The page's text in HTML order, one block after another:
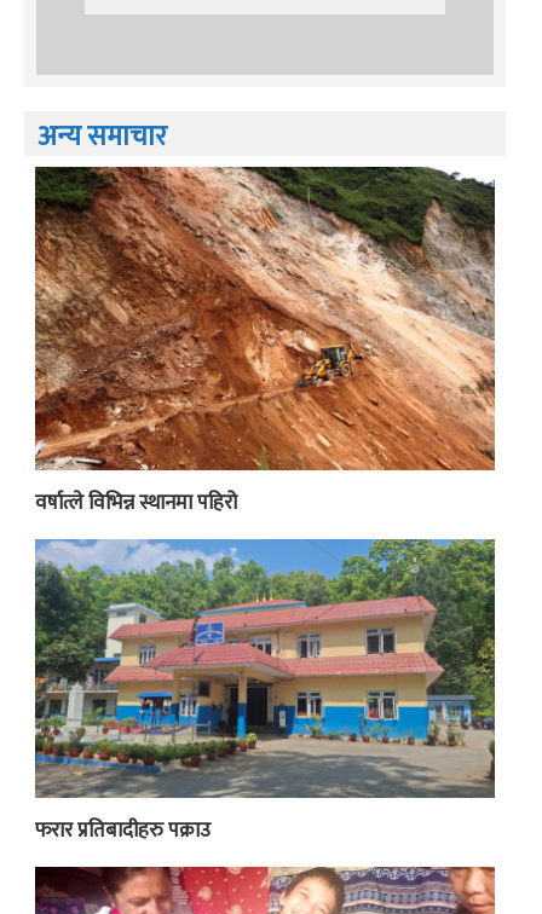
अन्य समाचार
वर्षात्ले विभिन्न स्थानमा पहिरो
फरार प्रतिबादीहरु पक्राउ